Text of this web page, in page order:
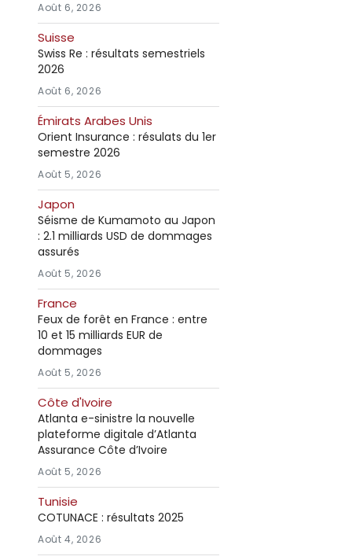
Août 6, 2026
Suisse
Swiss Re : résultats semestriels
2026
Août 6, 2026
Émirats Arabes Unis
Orient Insurance : résulats du 1er
semestre 2026
Août 5, 2026
Japon
Séisme de Kumamoto au Japon
: 2.1 milliards USD de dommages
assurés
Août 5, 2026
France
Feux de forêt en France : entre
10 et 15 milliards EUR de
dommages
Août 5, 2026
Côte d'Ivoire
Atlanta e-sinistre la nouvelle
plateforme digitale d’Atlanta
Assurance Côte d’Ivoire
Août 5, 2026
Tunisie
COTUNACE : résultats 2025
Août 4, 2026